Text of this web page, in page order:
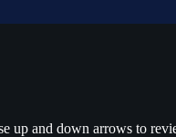
up and down arrows to